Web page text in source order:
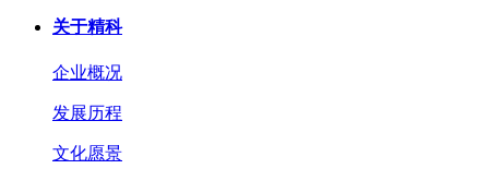
关于精科
企业概况
发展历程
文化愿景